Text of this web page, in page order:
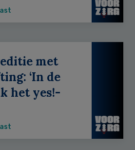
met
‘In de
het yes!-